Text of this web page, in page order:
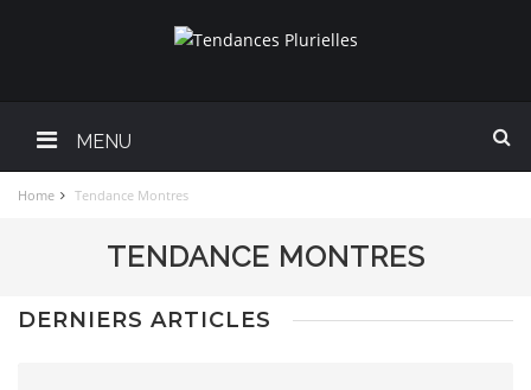
MENU
Home Tendance Montres
TENDANCE MONTRES
DERNIERS ARTICLES